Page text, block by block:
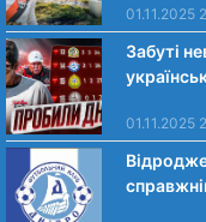
01.11.2025
Забуті
01.11.2025